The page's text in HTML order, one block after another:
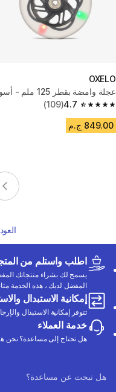
OXELO
عجلة وامضة بقطر 125 ملم - أسود
4.7
4.7 out of 5 stars from 109 reviews
(109)
849.00 ج.م
اطلب واستلم من
يسمح لك بشراء منتجاتك
المفضل لديك ، هذه الخدمة
إمكانية الاستبدال
تتوفر إمكانية الاستبدال والإرجاع
خدمة العملاء
هل تحتاج إلى مساعدة؟ نحن
هل تبحث عن مساعدة؟